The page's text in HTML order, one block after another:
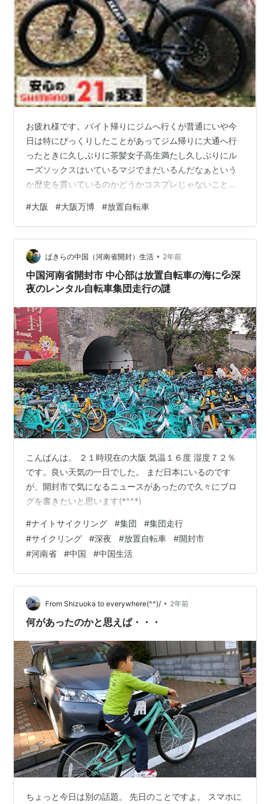
お疲れ様です。バイト帰りにジムへ行くが普通にいや今
日は特にびっくりしたことがあってジム帰りに大通へ行
ったときに久しぶりに茶髪女子高生満たし久しぶりにル
ーズソックスはいているマジでまだいるんだなぁという
か歴史を貫いているのかどうかコスプレじゃないことウ
ろ物議を醸していたけどやるんですね。あんまり関心な
く気にしていなかったけどトランプさん来るのかな。大
阪・御堂筋で『放置自転車』一斉撤去 ４月からの万博に
向け「往来しやすい歩行空間を確保」 - MBSニュース |
Yahoo! JAPAN 大阪市内にある放置自転車の対策全国的
にもすごい数なんだろうけ…
#大阪 #大阪万博 #放置自転車
ぱきらの中国（河南省開封）生活 • 2年前
中国河南省開封市 中心部は放置自転車の海に💦深
夜のレンタル自転車集団走行の謎
こんばんは。 ２１時現在の大阪 気温１６度 湿度７２％
です。良い天気の一日でした。 まだ日本にいるのです
が、開封市で気になるニュースがあったので久々にブロ
グを書きたいと思います(*^^*)
#ナイトサイクリング #集団 #集団走行
#サイクリング #深夜 #放置自転車 #開封市
#河南省 #中国 #中国生活
From Shizuoka to everywhere(^^)/ • 2年前
何があったのかと思えば・・・
ちょっと今日は別の話題。 先日のことですよ。 スマホに